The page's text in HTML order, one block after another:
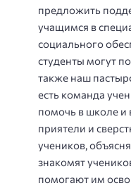
предложить
учащимся в
социального
студенты могут
также наш
есть команда
помочь в школе и
приятели и
учеников,
знакомят
помогают им